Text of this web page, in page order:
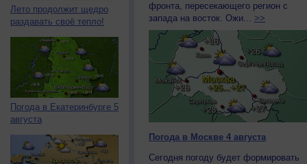
Лето продолжит щедро
раздавать своё тепло!
Погода в Екатеринбурге 5
августа
фронта, пересекающего регион с
запада на восток. Ожи... >>
Погода в Москве 4 августа
Сегодня погоду будет формировать